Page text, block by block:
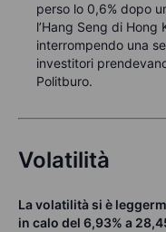
perso lo 0,6% dopo
l’Hang Seng di Hong
interrompendo una
investitori
Politburo.
Volatilità
La volatilità si è
in calo del 6,93% a